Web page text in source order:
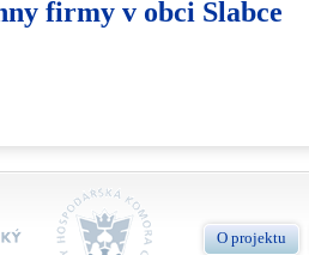
firmy v obci Slabce
O projektu